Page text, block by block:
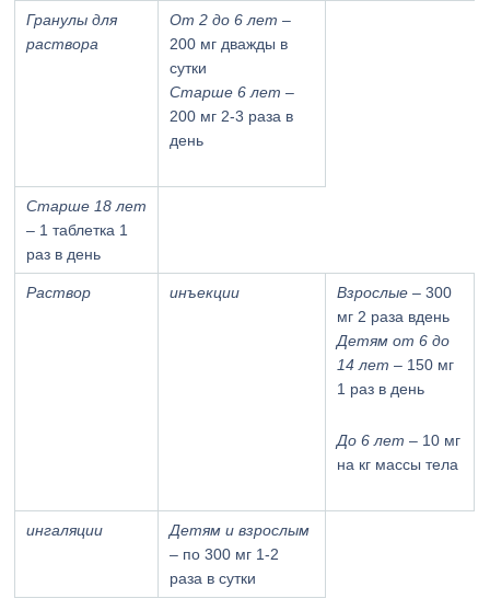
Гранулы для
раствора
От 2 до 6 лет –
200 мг дважды в
сутки
Старше 6 лет –
200 мг 2-3 раза в
день
Старше 18 лет
– 1 таблетка 1
раз в день
Раствор инъекции Взрослые – 300
мг 2 раза вдень
Детям от 6 до
14 лет – 150 мг
1 раз в день
До 6 лет – 10 мг
на кг массы тела
ингаляции
Детям и взрослым
– по 300 мг 1-2
раза в сутки